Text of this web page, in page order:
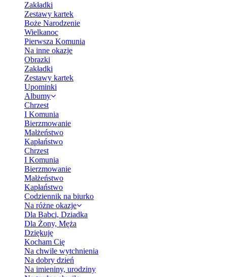
Zakładki
Zestawy kartek
Boże Narodzenie
Wielkanoc
Pierwsza Komunia
Na inne okazje
Obrazki
Zakładki
Zestawy kartek
Upominki
Albumy
Chrzest
I Komunia
Bierzmowanie
Małżeństwo
Kapłaństwo
Chrzest
I Komunia
Bierzmowanie
Małżeństwo
Kapłaństwo
Codziennik na biurko
Na różne okazje
Dla Babci, Dziadka
Dla Żony, Męża
Dziękuję
Kocham Cię
Na chwile wytchnienia
Na dobry dzień
Na imieniny, urodziny